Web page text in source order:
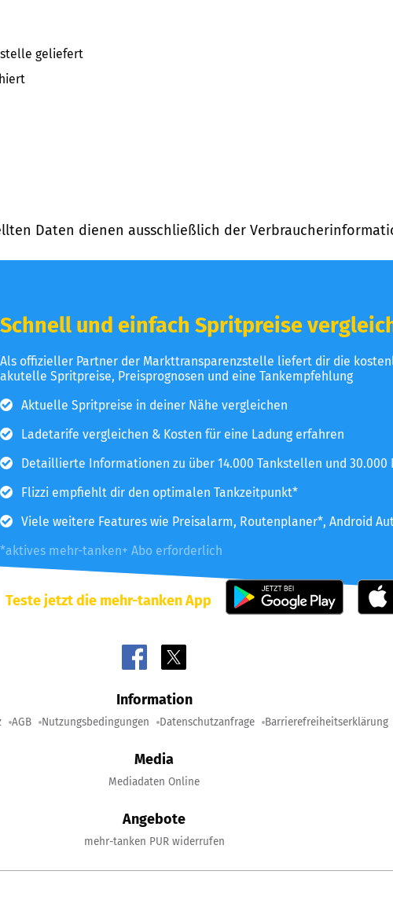
geliefert
Daten dienen ausschließlich der
Schnell und einfach Spritpreise
Als offizieller Partner der Markttransparenzstelle liefert dir die
akutelle Spritpreise, Preisprognosen und eine Tankempfehlung
Aktuelle Spritpreise in deiner Nähe vergleichen
Ladetarife vergleichen & Kosten für eine Ladung erfahren
Detaillierte Informationen zu über 14.000 Tankstellen und 30.000
Flizzi empfiehlt dir den optimalen Tankzeitpunkt*
Viele weitere Features wie Preisalarm, Routenplaner*, Android
*aktives mehr-tanken+ Abo erforderlich
Teste jetzt die mehr-tanken App
Information
AGB Nutzungsbedingungen Datenschutzanfrage Barrierefreiheitserklärung
Media
Mediadaten Online
Angebote
mehr-tanken PUR widerrufen